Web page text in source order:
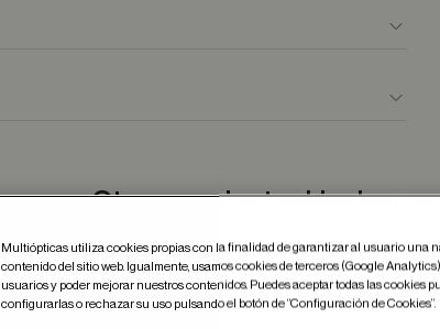
Otros usuarios tambien han
Guardar en favoritos
Multiópticas utiliza cookies propias con la finalidad de garantizar al usuario una
contenido del sitio web. Igualmente, usamos cookies de terceros (Google
usuarios y poder mejorar nuestros contenidos. Puedes aceptar todas las cookies
configurarlas o rechazar su uso pulsando el botón de “Configuración de Cookies”.